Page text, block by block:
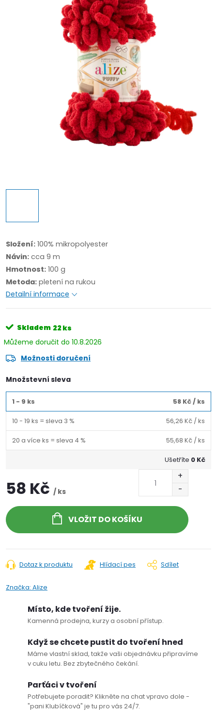
Složení: 100% mikropolyester
Návin: cca 9 m
Hmotnost: 100 g
Metoda: pletení na rukou
Detailní informace
Skladem 22 ks
10.8.2026
Možnosti doručení
Množstevní sleva
1 - 9 ks 58 Kč/ ks
10 - 19 ks = sleva 3 % 56,26 Kč / ks
20 a více ks = sleva 4 % 55,68 Kč / ks
Ušetříte 0 Kč
58 Kč / ks
VLOŽIT DO KOŠÍKU
Dotaz k produktu Hlídací pes Sdílet
Značka: Alize
Místo, kde tvoření žije.
Kamenná prodejna, kurzy a osobní přístup.
Když se chcete pustit do tvoření hned
Máme vlastní sklad, takže vaši objednávku připravíme
v cuku letu. Bez zbytečného čekání.
Parťáci v tvoření
Potřebujete poradit? Klikněte na chat vpravo dole -
"pani Klubíčková" je tu pro vás 24/7.